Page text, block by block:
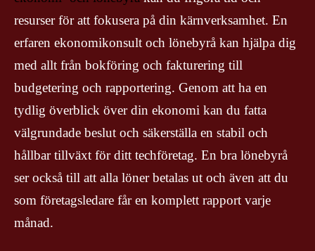
resurser för att fokusera på din kärnverksamhet. En
erfaren ekonomikonsult och lönebyrå kan hjälpa dig
med allt från bokföring och fakturering till
budgetering och rapportering. Genom att ha en
tydlig överblick över din ekonomi kan du fatta
välgrundade beslut och säkerställa en stabil och
hållbar tillväxt för ditt techföretag. En bra lönebyrå
ser också till att alla löner betalas ut och även att du
som företagsledare får en komplett rapport varje
månad.